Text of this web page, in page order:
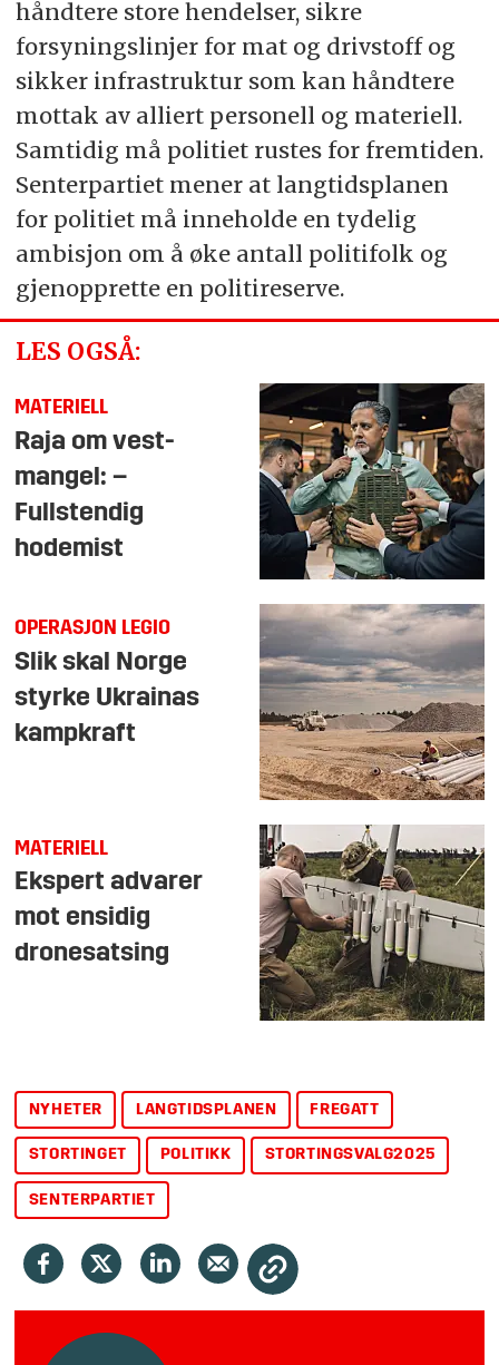
håndtere store hendelser, sikre
forsyningslinjer for mat og drivstoff og
sikker infrastruktur som kan håndtere
mottak av alliert personell og materiell.
Samtidig må politiet rustes for fremtiden.
Senterpartiet mener at langtidsplanen
for politiet må inneholde en tydelig
ambisjon om å øke antall politifolk og
gjenopprette en politireserve.
LES OGSÅ:
MATERIELL
Raja om vest-
mangel:–
Fullstendig
hodemist
OPERASJON LEGIO
Slik skal Norge
styrke Ukrainas
kampkraft
MATERIELL
Ekspert advarer
mot ensidig
dronesatsing
NYHETER LANGTIDSPLANEN FREGATT
STORTINGET POLITIKK STORTINGSVALG2025
SENTERPARTIET